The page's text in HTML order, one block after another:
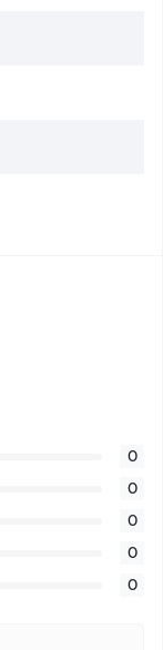
0
0
0
0
0